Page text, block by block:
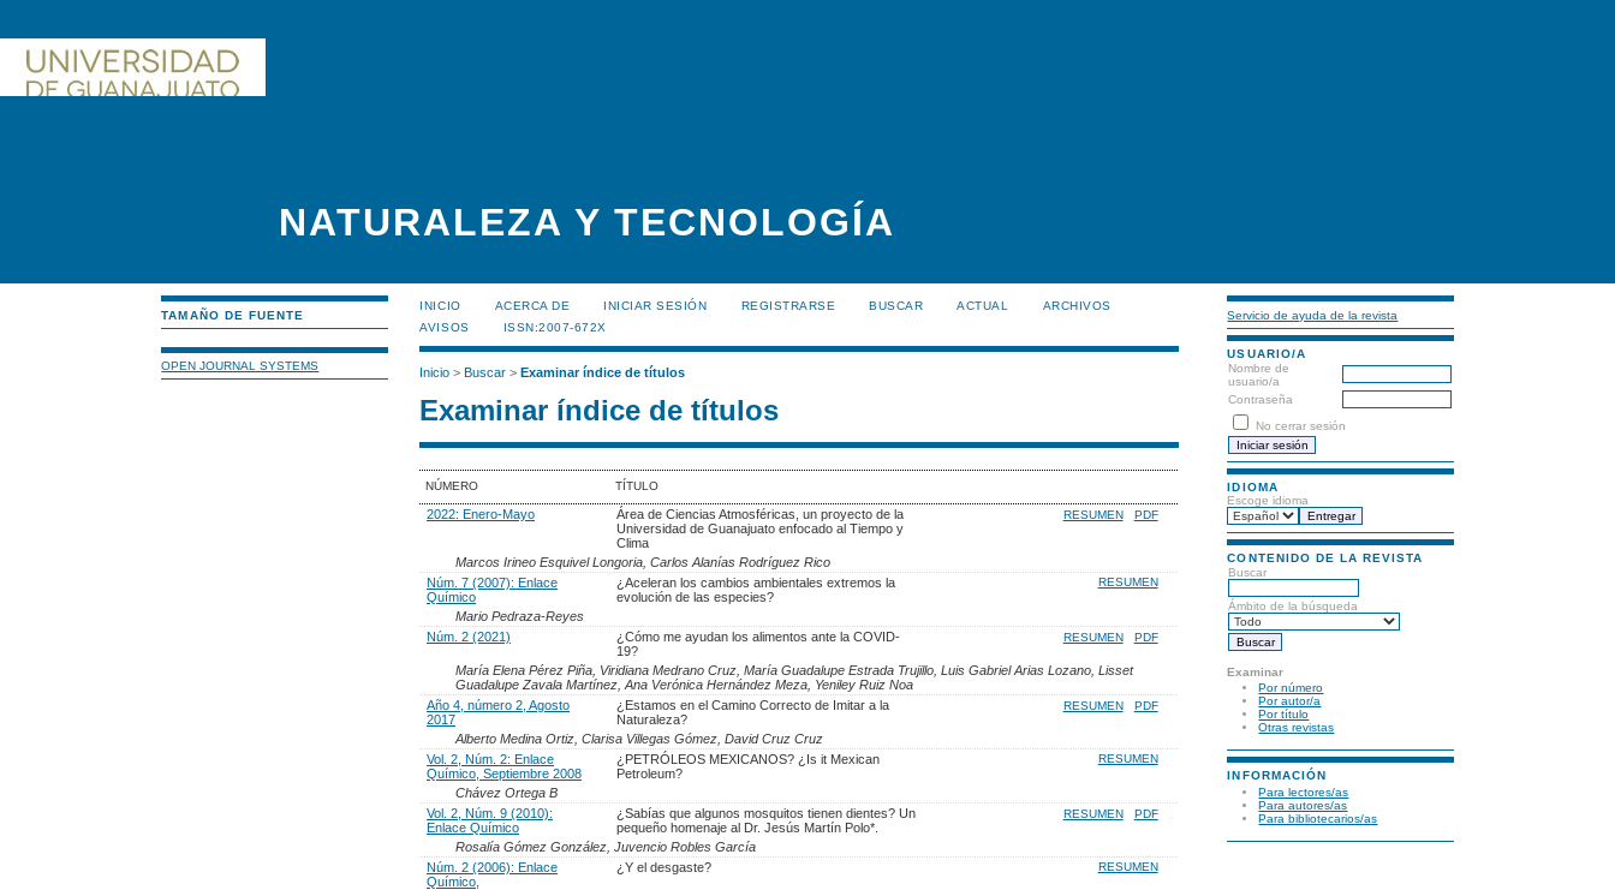
NATURALEZA Y TECNOLOGÍA
TAMAÑO DE FUENTE
OPEN JOURNAL SYSTEMS
Servicio de ayuda de la revista
USUARIO/A
Nombre de
usuario/a
Contraseña
No cerrar sesión
IDIOMA
Escoge idioma
CONTENIDO DE LA REVISTA
Buscar
Ámbito de la búsqueda
Examinar
Por número
Por autor/a
Por título
Otras revistas
INFORMACIÓN
Para lectores/as
Para autores/as
Para bibliotecarios/as
INICIO ACERCA DE INICIAR SESIÓN REGISTRARSE BUSCAR ACTUAL
ARCHIVOS
AVISOS
ISSN:2007-672X
Inicio >Buscar >Examinar índice de títulos
Examinar índice de títulos
NÚMERO TÍTULO
2022: Enero-Mayo
Área de Ciencias Atmosféricas, un proyecto de la
Universidad de Guanajuato enfocado al Tiempo y
Clima
RESUMEN PDF
Marcos Irineo Esquivel Longoria, Carlos Alanías Rodríguez Rico
Núm. 7 (2007): Enlace
Químico
¿Aceleran los cambios ambientales extremos la
evolución de las especies?
RESUMEN
Mario Pedraza-Reyes
Núm. 2 (2021)
¿Cómo me ayudan los alimentos ante la COVID-
19?
RESUMEN PDF
María Elena Pérez Piña, Viridiana Medrano Cruz, María Guadalupe Estrada Trujillo, Luis Gabriel Arias Lozano, Lisset
Guadalupe Zavala Martínez, Ana Verónica Hernández Meza, Yeniley Ruiz Noa
Año 4, número 2, Agosto
2017
¿Estamos en el Camino Correcto de Imitar a la
Naturaleza?
RESUMEN PDF
Alberto Medina Ortiz, Clarisa Villegas Gómez, David Cruz Cruz
Vol. 2, Núm. 2: Enlace
Químico, Septiembre 2008
¿PETRÓLEOS MEXICANOS? ¿Is it Mexican
Petroleum?
RESUMEN
Chávez Ortega B
Vol. 2, Núm. 9 (2010):
Enlace Químico
¿Sabías que algunos mosquitos tienen dientes? Un
pequeño homenaje al Dr. Jesús Martín Polo*.
RESUMEN PDF
Rosalía Gómez González, Juvencio Robles García
Núm. 2 (2006): Enlace
Químico,
¿Y el desgaste? RESUMEN